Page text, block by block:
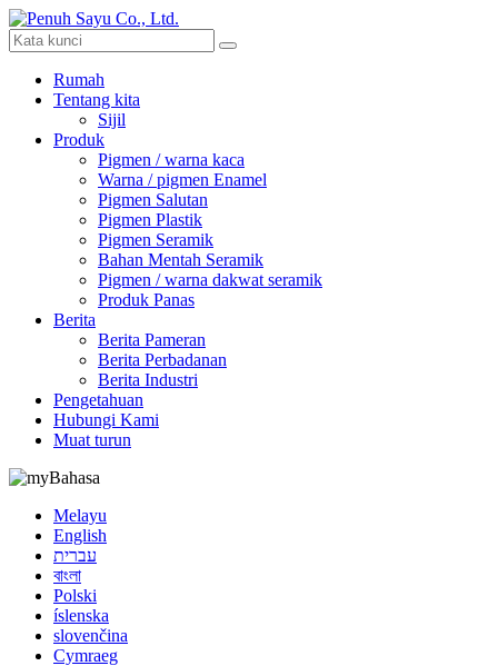
Rumah
Tentang kita
Sijil
Produk
Pigmen / warna kaca
Warna / pigmen Enamel
Pigmen Salutan
Pigmen Plastik
Pigmen Seramik
Bahan Mentah Seramik
Pigmen / warna dakwat seramik
Produk Panas
Berita
Berita Pameran
Berita Perbadanan
Berita Industri
Pengetahuan
Hubungi Kami
Muat turun
Bahasa
Melayu
English
עברית
বাংলা
Polski
íslenska
slovenčina
Cymraeg